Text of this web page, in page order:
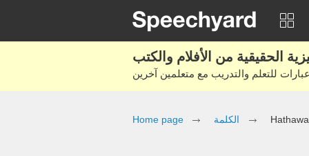
Home page الكلمة